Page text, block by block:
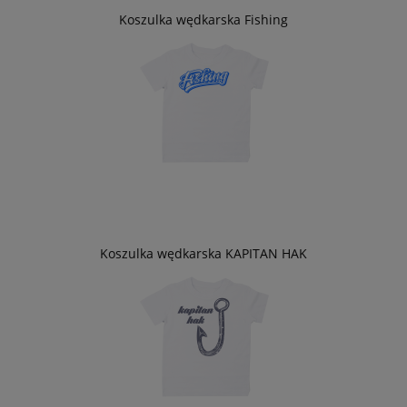
Koszulka wędkarska Fishing
Koszulka wędkarska KAPITAN HAK